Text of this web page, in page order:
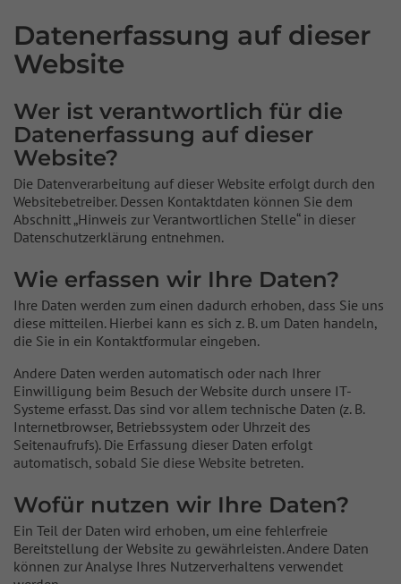
Datenerfassung auf dieser
Website
Wer ist verantwortlich für die
Datenerfassung auf dieser
Website?
Die Datenverarbeitung auf dieser Website erfolgt durch den
Websitebetreiber. Dessen Kontaktdaten können Sie dem
Abschnitt „Hinweis zur Verantwortlichen Stelle“ in dieser
Datenschutzerklärung entnehmen.
Wie erfassen wir Ihre Daten?
Ihre Daten werden zum einen dadurch erhoben, dass Sie uns
diese mitteilen. Hierbei kann es sich z. B. um Daten handeln,
die Sie in ein Kontaktformular eingeben.
Andere Daten werden automatisch oder nach Ihrer
Einwilligung beim Besuch der Website durch unsere IT-
Systeme erfasst. Das sind vor allem technische Daten (z. B.
Internetbrowser, Betriebssystem oder Uhrzeit des
Seitenaufrufs). Die Erfassung dieser Daten erfolgt
automatisch, sobald Sie diese Website betreten.
Wofür nutzen wir Ihre Daten?
Ein Teil der Daten wird erhoben, um eine fehlerfreie
Bereitstellung der Website zu gewährleisten. Andere Daten
können zur Analyse Ihres Nutzerverhaltens verwendet